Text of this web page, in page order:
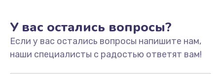
Замена/Pемонт карбюратора
1300 руб.
У вас остались вопросы?
Если у вас остались вопросы напишите нам,
наши специалисты с радостью ответят вам!